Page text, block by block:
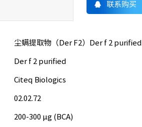
联系购买
尘螨提取物（Der F2）Der f 2 purified
Der f 2 purified
Citeq Biologics
02.02.72
200-300 µg (BCA)